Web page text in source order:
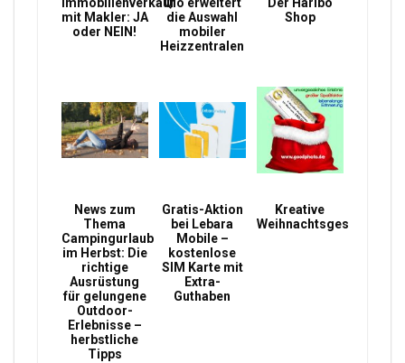
Immobilienverkauf
mit Makler: JA
oder NEIN!
Qio erweitert
die Auswahl
mobiler
Heizzentralen
Der Haribo
Shop
News zum
Thema
Campingurlaub
im Herbst: Die
richtige
Ausrüstung
für gelungene
Outdoor-
Erlebnisse –
herbstliche
Tipps
Gratis-Aktion
bei Lebara
Mobile –
kostenlose
SIM Karte mit
Extra-
Guthaben
Kreative
Weihnachtsgeschenke